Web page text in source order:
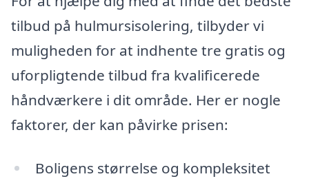
tilbud på hulmursisolering, tilbyder vi
muligheden for at indhente tre gratis og
uforpligtende tilbud fra kvalificerede
håndværkere i dit område. Her er nogle
faktorer, der kan påvirke prisen:
Boligens størrelse og kompleksitet